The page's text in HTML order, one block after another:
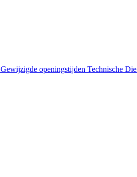
Gewijzigde openingstijden Technische